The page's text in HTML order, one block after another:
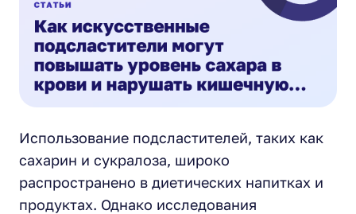
Использование подсластителей, таких как
сахарин и сукралоза, широко
распространено в диетических напитках и
продуктах. Однако исследования